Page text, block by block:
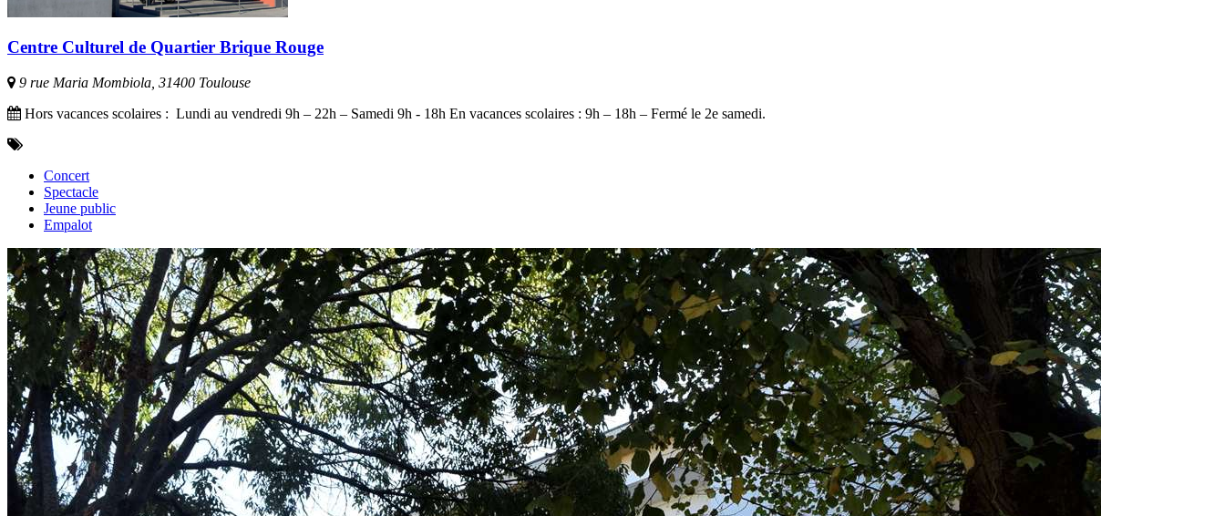
Centre Culturel de Quartier Brique Rouge
9 rue Maria Mombiola, 31400 Toulouse
Hors vacances scolaires : Lundi au vendredi 9h – 22h – Samedi 9h - 18h En vacances scolaires : 9h – 18h – Fermé le 2e samedi.
Concert
Spectacle
Jeune public
Empalot